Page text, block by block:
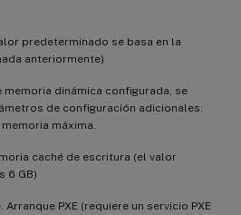
predeterminado se basa en la
anteriormente)
dinámica configurada, se
de configuración adicionales:
máxima.
caché de escritura (el valor
6 GB)
Arranque PXE (requiere un servicio PXE